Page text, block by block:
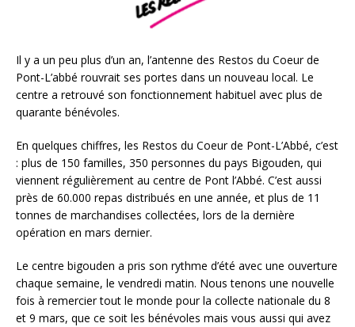
Il y a un peu plus d’un an, l’antenne des Restos du Coeur de
Pont-L’abbé rouvrait ses portes dans un nouveau local. Le
centre a retrouvé son fonctionnement habituel avec plus de
quarante bénévoles.
En quelques chiffres, les Restos du Coeur de Pont-L’Abbé, c’est
: plus de 150 familles, 350 personnes du pays Bigouden, qui
viennent régulièrement au centre de Pont l’Abbé. C’est aussi
près de 60.000 repas distribués en une année, et plus de 11
tonnes de marchandises collectées, lors de la dernière
opération en mars dernier.
Le centre bigouden a pris son rythme d’été avec une ouverture
chaque semaine, le vendredi matin. Nous tenons une nouvelle
fois à remercier tout le monde pour la collecte nationale du 8
et 9 mars, que ce soit les bénévoles mais vous aussi qui avez